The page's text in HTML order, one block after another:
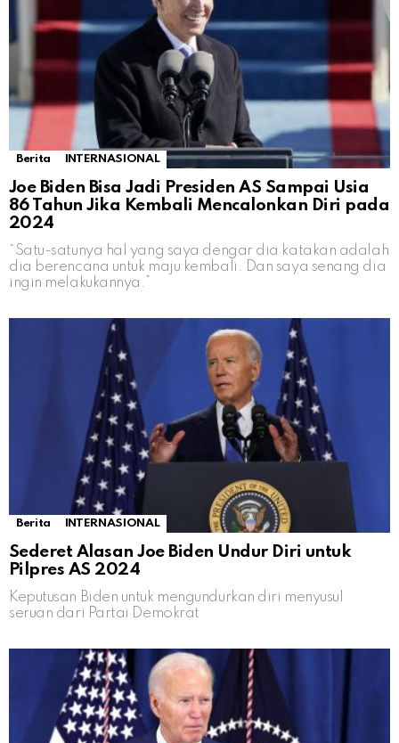
Berita INTERNASIONAL
Joe Biden Bisa Jadi Presiden AS Sampai Usia
86 Tahun Jika Kembali Mencalonkan Diri pada
2024
“Satu-satunya hal yang saya dengar dia katakan adalah
dia berencana untuk maju kembali. Dan saya senang dia
ingin melakukannya.”
Berita INTERNASIONAL
Sederet Alasan Joe Biden Undur Diri untuk
Pilpres AS 2024
Keputusan Biden untuk mengundurkan diri menyusul
seruan dari Partai Demokrat